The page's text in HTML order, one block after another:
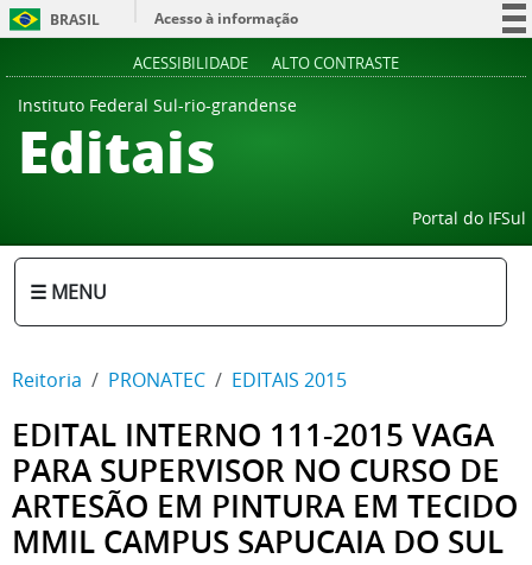
BRASIL
Acesso à informação
ACESSIBILIDADE ALTO CONTRASTE
Instituto Federal Sul-rio-grandense
Editais
Portal do IFSul
☰ MENU
Reitoria PRONATEC EDITAIS 2015
EDITAL INTERNO 111-2015 VAGA
PARA SUPERVISOR NO CURSO DE
ARTESÃO EM PINTURA EM TECIDO
MMIL CAMPUS SAPUCAIA DO SUL